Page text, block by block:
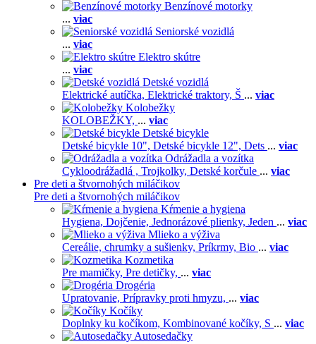
Benzínové motorky
... viac
Seniorské vozidlá
... viac
Elektro skútre
... viac
Detské vozidlá
Elektrické autíčka, Elektrické traktory, Š ... viac
Kolobežky
KOLOBEŽKY, ... viac
Detské bicykle
Detské bicykle 10", Detské bicykle 12", Dets ... viac
Odrážadla a vozítka
Cykloodrážadlá , Trojkolky, Detské korčule ... viac
Pre deti a štvornohých miláčikov
Pre deti a štvornohých miláčikov
Kŕmenie a hygiena
Hygiena, Dojčenie, Jednorázové plienky, Jeden ... viac
Mlieko a výživa
Cereálie, chrumky a sušienky, Príkrmy, Bio ... viac
Kozmetika
Pre mamičky, Pre detičky, ... viac
Drogéria
Upratovanie, Prípravky proti hmyzu, ... viac
Kočíky
Doplnky ku kočíkom, Kombinované kočíky, S ... viac
Autosedačky